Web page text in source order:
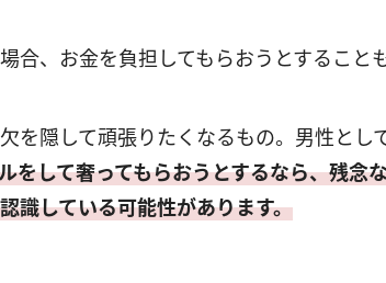
合、お金を負担してもらおうとすること
を隠して頑張りたくなるもの。男性とし
をして奢ってもらおうとするなら、残念
識している可能性があります。